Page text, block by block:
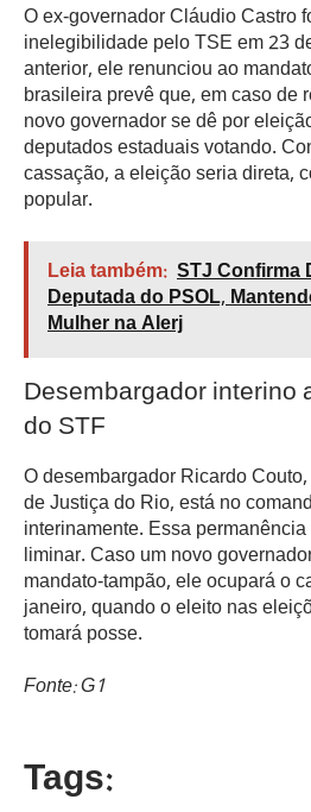
O ex-governador Cláudio Castro
inelegibilidade pelo TSE em 23
anterior, ele renunciou ao
brasileira prevê que, em caso de
novo governador se dê por
deputados estaduais votando.
cassação, a eleição seria direta,
popular.
Leia também: STJ Confirma
Deputada do PSOL,
Mulher na Alerj
Desembargador interino
do STF
O desembargador Ricardo
de Justiça do Rio, está no
interinamente. Essa
liminar. Caso um novo
mandato-tampão, ele ocupará o
janeiro, quando o eleito nas
tomará posse.
Fonte: G1
Tags: